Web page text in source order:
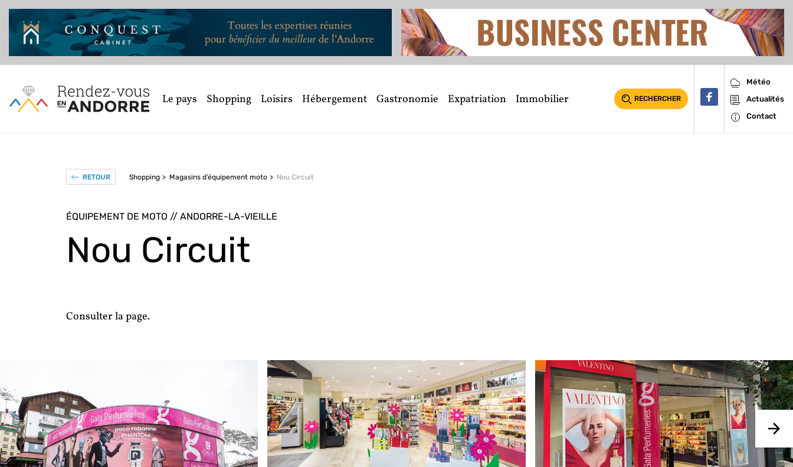
Le pays Shopping Loisirs Hébergement Gastronomie Expatriation Immobilier RECHERCHER
Météo
Actualités
Contact
RETOUR Shopping Magasins d’équipement moto Nou Circuit
ÉQUIPEMENT DE MOTO // ANDORRE-LA-VIEILLE
Nou Circuit
Consulter la page.